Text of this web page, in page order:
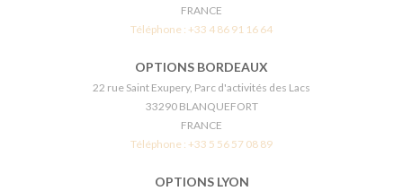
FRANCE
Téléphone : +33 4 86 91 16 64
OPTIONS BORDEAUX
22 rue Saint Exupery, Parc d'activités des Lacs
33290 BLANQUEFORT
FRANCE
Téléphone : +33 5 56 57 08 89
OPTIONS LYON